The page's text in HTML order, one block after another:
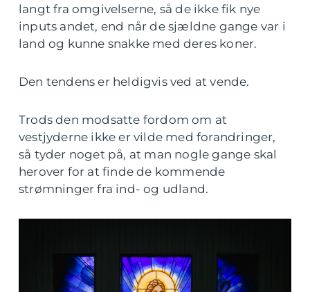
langt fra omgivelserne, så de ikke fik nye
inputs andet, end når de sjældne gange var i
land og kunne snakke med deres koner.
Den tendens er heldigvis ved at vende.
Trods den modsatte fordom om at
vestjyderne ikke er vilde med forandringer,
så tyder noget på, at man nogle gange skal
herover for at finde de kommende
strømninger fra ind- og udland.